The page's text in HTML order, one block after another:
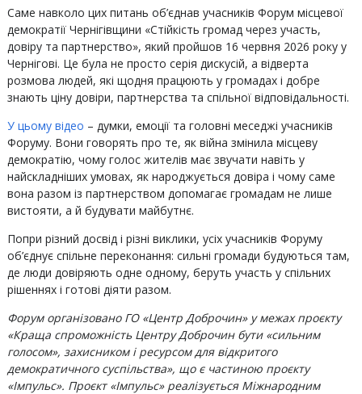
Саме навколо цих питань об’єднав учасників Форум місцевої
демократії Чернігівщини «Стійкість громад через участь,
довіру та партнерство», який пройшов 16 червня 2026 року у
Чернігові. Це була не просто серія дискусій, а відверта
розмова людей, які щодня працюють у громадах і добре
знають ціну довіри, партнерства та спільної відповідальності.
У цьому відео – думки, емоції та головні меседжі учасників
Форуму. Вони говорять про те, як війна змінила місцеву
демократію, чому голос жителів має звучати навіть у
найскладніших умовах, як народжується довіра і чому саме
вона разом із партнерством допомагає громадам не лише
вистояти, а й будувати майбутнє.
Попри різний досвід і різні виклики, усіх учасників Форуму
об’єднує спільне переконання: сильні громади будуються там,
де люди довіряють одне одному, беруть участь у спільних
рішеннях і готові діяти разом.
Форум організовано ГО «Центр Доброчин» у межах проєкту
«Краща спроможність Центру Доброчин бути «сильним
голосом», захисником і ресурсом для відкритого
демократичного суспільства», що є частиною проєкту
«Імпульс». Проєкт «Імпульс» реалізується Міжнародним